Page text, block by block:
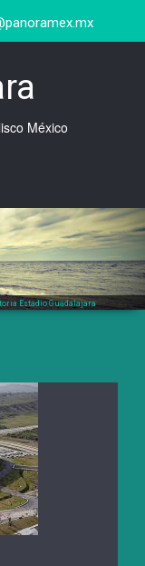
México
Estadio Guadalajara